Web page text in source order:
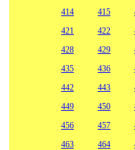
414
415
421
422
428
429
435
436
442
443
449
450
456
457
463
464